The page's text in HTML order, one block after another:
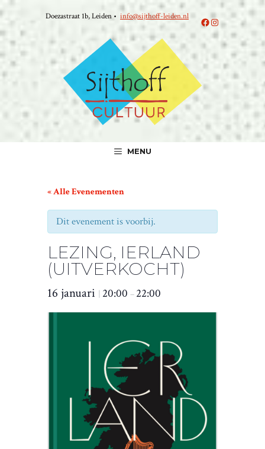
naar
de
inhoud
Doezastraat 1b, Leiden • info@sijthoff-leiden.nl Facebook
Instagram
MENU
« Alle Evenementen
Dit evenement is voorbij.
LEZING, IERLAND
(UITVERKOCHT)
16 januari 20:00 – 22:00